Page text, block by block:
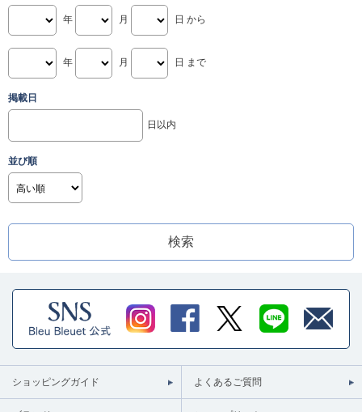
年 月 日 から
年 月 日 まで
掲載日
日以内
並び順
ショッピングガイド よくあるご質問